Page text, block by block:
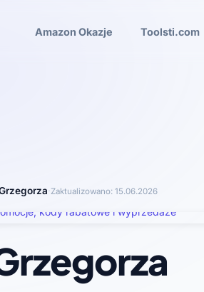
Amazon Okazje Toolsti.com
·Zaktualizowano: 15.06.2026